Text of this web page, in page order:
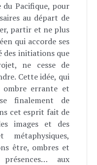
du Pacifique, pour
au départ de
partir et ne plus
qui accorde ses
des initiations que
ne cesse de
Cette idée, qui
ombre errante et
finalement de
cet esprit fait de
images et des
métaphysiques,
être, ombres et
aux